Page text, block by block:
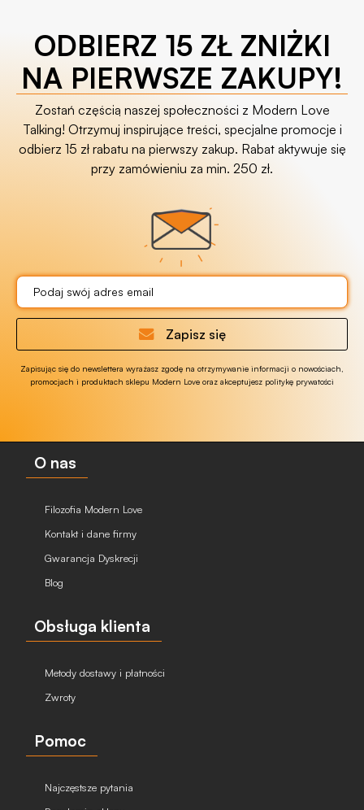
ODBIERZ 15 ZŁ ZNIŻKI
NA PIERWSZE ZAKUPY!
Zostań częścią naszej społeczności z Modern Love
Talking! Otrzymuj inspirujące treści, specjalne promocje i
odbierz 15 zł rabatu na pierwszy zakup. Rabat aktywuje się
przy zamówieniu za min. 250 zł.
Zapisz się
Zapisując się do newslettera wyrażasz zgodę na otrzymywanie informacji o nowościach,
promocjach i produktach sklepu Modern Love oraz akceptujesz politykę prywatości
O nas
Filozofia Modern Love
Kontakt i dane firmy
Gwarancja Dyskrecji
Blog
Obsługa klienta
Metody dostawy i płatności
Zwroty
Pomoc
Najczęstsze pytania